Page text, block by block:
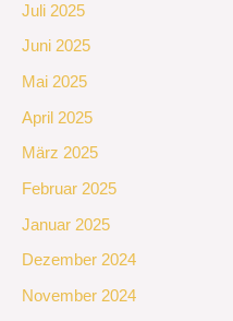
Juli 2025
Juni 2025
Mai 2025
April 2025
März 2025
Februar 2025
Januar 2025
Dezember 2024
November 2024